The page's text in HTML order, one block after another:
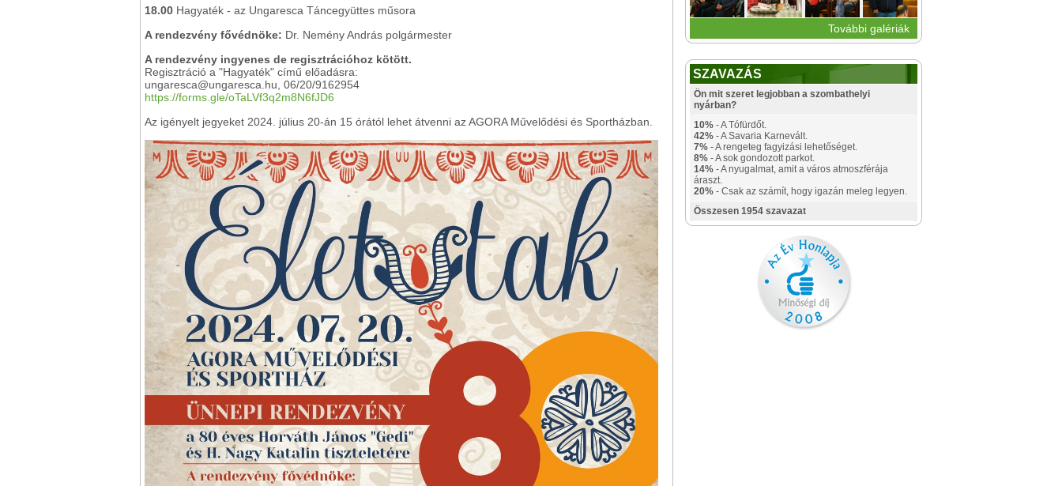
18.00 Hagyaték - az Ungaresca Táncegyüttes műsora
A rendezvény fővédnöke: Dr. Nemény András polgármester
A rendezvény ingyenes de regisztrációhoz kötött.
Regisztráció a "Hagyaték" című előadásra:
ungaresca@ungaresca.hu, 06/20/9162954
https://forms.gle/oTaLVf3q2m8N6fJD6
Az igényelt jegyeket 2024. július 20-án 15 órától lehet átvenni az AGORA Művelődési és Sportházban.
További galériák
SZAVAZÁS
Ön mit szeret legjobban a szombathelyi
nyárban?
10% - A Tófürdőt.
42% - A Savaria Karnevált.
7% - A rengeteg fagyizási lehetőséget.
8% - A sok gondozott parkot.
14% - A nyugalmat, amit a város atmoszférája
áraszt.
20% - Csak az számít, hogy igazán meleg legyen.
Összesen 1954 szavazat